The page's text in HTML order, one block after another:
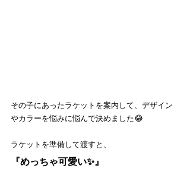
その子にあったラケットを案内して、デザイン
やカラーを悩みに悩んで決めました😂
ラケットを準備して渡すと、
『めっちゃ可愛い✨』